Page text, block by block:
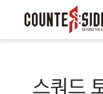
TwitterYoutube
스쿼드